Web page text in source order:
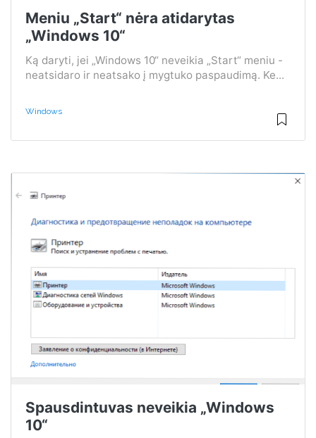
Meniu „Start“ nėra atidarytas
„Windows 10“
Ką daryti, jei „Windows 10“ neveikia „Start“ meniu -
neatsidaro ir neatsako į mygtuko paspaudimą. Ke...
Windows
Spausdintuvas neveikia „Windows
10“